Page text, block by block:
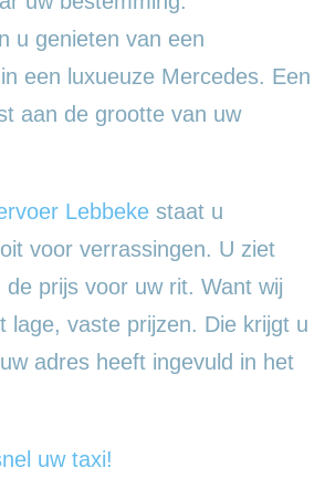
u genieten van een
een luxueuze Mercedes. Een
aan de grootte van uw
Lebbeke staat u
voor verrassingen. U ziet
de prijs voor uw rit. Want wij
lage, vaste prijzen. Die krijgt u
adres heeft ingevuld in het
uw taxi!